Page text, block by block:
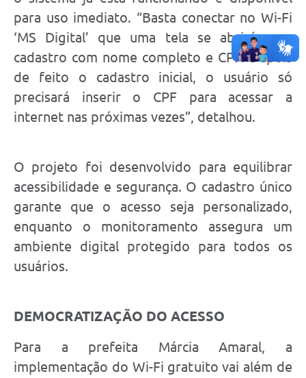
para uso imediato. “Basta conectar no Wi-Fi
‘MS Digital’ que uma tela se abrirá para
cadastro com nome completo e CPF. Depois
de feito o cadastro inicial, o usuário só
precisará inserir o CPF para acessar a
internet nas próximas vezes”, detalhou.
O projeto foi desenvolvido para equilibrar
acessibilidade e segurança. O cadastro único
garante que o acesso seja personalizado,
enquanto o monitoramento assegura um
ambiente digital protegido para todos os
usuários.
DEMOCRATIZAÇÃO DO ACESSO
Para a prefeita Márcia Amaral, a
implementação do Wi-Fi gratuito vai além de